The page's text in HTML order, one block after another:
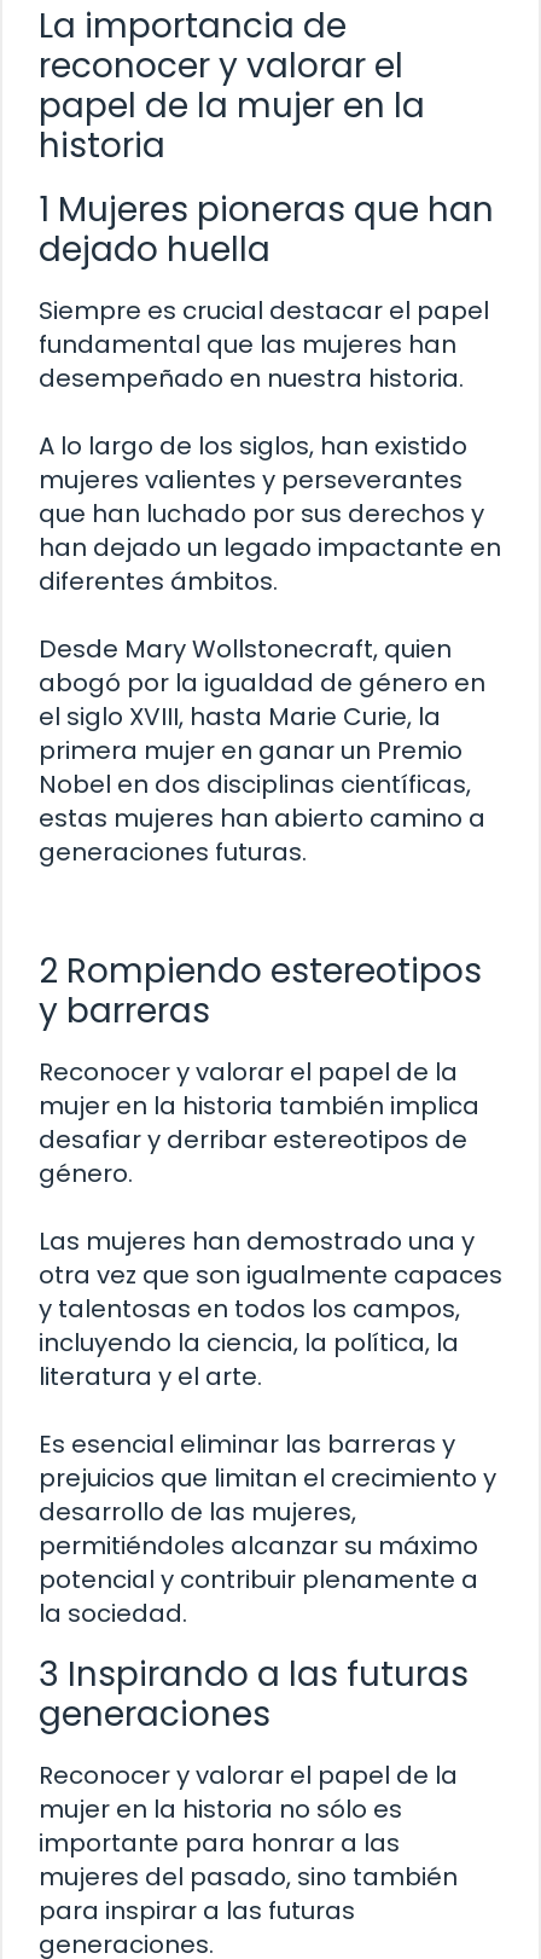
La importancia de
reconocer y valorar el
papel de la mujer en la
historia
1 Mujeres pioneras que han
dejado huella
Siempre es crucial destacar el papel
fundamental que las mujeres han
desempeñado en nuestra historia.
A lo largo de los siglos, han existido
mujeres valientes y perseverantes
que han luchado por sus derechos y
han dejado un legado impactante en
diferentes ámbitos.
Desde Mary Wollstonecraft, quien
abogó por la igualdad de género en
el siglo XVIII, hasta Marie Curie, la
primera mujer en ganar un Premio
Nobel en dos disciplinas científicas,
estas mujeres han abierto camino a
generaciones futuras.
2 Rompiendo estereotipos
y barreras
Reconocer y valorar el papel de la
mujer en la historia también implica
desafiar y derribar estereotipos de
género.
Las mujeres han demostrado una y
otra vez que son igualmente capaces
y talentosas en todos los campos,
incluyendo la ciencia, la política, la
literatura y el arte.
Es esencial eliminar las barreras y
prejuicios que limitan el crecimiento y
desarrollo de las mujeres,
permitiéndoles alcanzar su máximo
potencial y contribuir plenamente a
la sociedad.
3 Inspirando a las futuras
generaciones
Reconocer y valorar el papel de la
mujer en la historia no sólo es
importante para honrar a las
mujeres del pasado, sino también
para inspirar a las futuras
generaciones.